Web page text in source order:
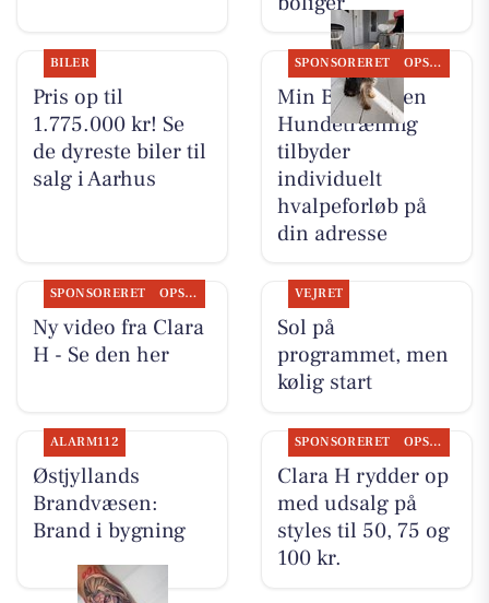
BILER
Pris op til
1.775.000 kr! Se
de dyreste biler til
salg i Aarhus
SPONSORERET OPSLAGSTAVLEN
Min Bedste Ven
Hundetræning
tilbyder
individuelt
hvalpeforløb på
din adresse
SPONSORERET OPSLAGSTAVLEN
Ny video fra Clara
H - Se den her
VEJRET
Sol på
programmet, men
kølig start
ALARM112
Østjyllands
Brandvæsen:
Brand i bygning
SPONSORERET OPSLAGSTAVLEN
Clara H rydder op
med udsalg på
styles til 50, 75 og
100 kr.